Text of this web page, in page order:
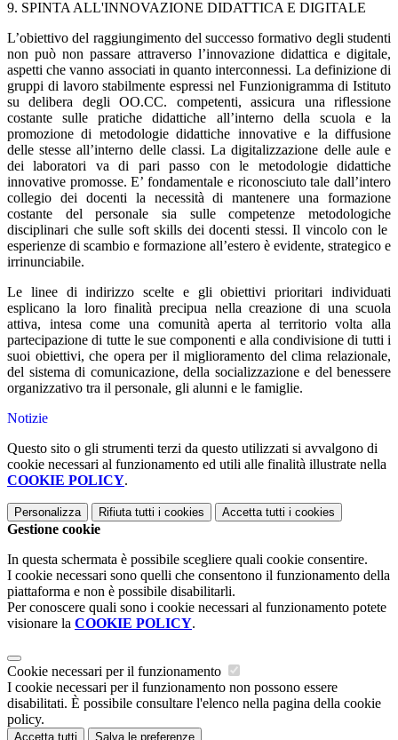
9. SPINTA ALL'INNOVAZIONE DIDATTICA E DIGITALE
L’obiettivo del raggiungimento del successo formativo degli studenti
non può non passare attraverso l’innovazione didattica e digitale,
aspetti che vanno associati in quanto interconnessi. La definizione di
gruppi di lavoro stabilmente espressi nel Funzionigramma di Istituto
su delibera degli OO.CC. competenti, assicura una riflessione
costante sulle pratiche didattiche all’interno della scuola e la
promozione di metodologie didattiche innovative e la diffusione
delle stesse all’interno delle classi. La digitalizzazione delle aule e
dei laboratori va di pari passo con le metodologie didattiche
innovative promosse. E’ fondamentale e riconosciuto tale dall’intero
collegio dei docenti la necessità di mantenere una formazione
costante del personale sia sulle competenze metodologiche
disciplinari che sulle soft skills dei docenti stessi. Il vincolo con le
esperienze di scambio e formazione all’estero è evidente, strategico e
irrinunciabile.
Le linee di indirizzo scelte e gli obiettivi prioritari individuati
esplicano la loro finalità precipua nella creazione di una scuola
attiva, intesa come una comunità aperta al territorio volta alla
partecipazione di tutte le sue componenti e alla condivisione di tutti i
suoi obiettivi, che opera per il miglioramento del clima relazionale,
del sistema di comunicazione, della socializzazione e del benessere
organizzativo tra il personale, gli alunni e le famiglie.
Notizie
Questo sito o gli strumenti terzi da questo utilizzati si avvalgono di
cookie necessari al funzionamento ed utili alle finalità illustrate nella
COOKIE POLICY.
Personalizza Rifiuta tutti i cookies Accetta tutti i cookies
Gestione cookie
In questa schermata è possibile scegliere quali cookie consentire.
I cookie necessari sono quelli che consentono il funzionamento della
piattaforma e non è possibile disabilitarli.
Per conoscere quali sono i cookie necessari al funzionamento potete
visionare la COOKIE POLICY.
Cookie necessari per il funzionamento
I cookie necessari per il funzionamento non possono essere
disabilitati. È possibile consultare l'elenco nella pagina della cookie
policy.
Accetta tutti Salva le preferenze